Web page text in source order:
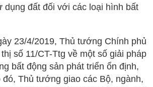
dụng đất đối với các loại hình bất
23/4/2019, Thủ tướng Chính phủ
số 11/CT-Ttg về một số giải pháp
bất động sản phát triển ổn định,
đó, Thủ tướng giao các Bộ, ngành,